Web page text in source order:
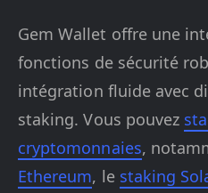
Gem Wallet offre une
fonctions de sécurité
intégration fluide avec
staking. Vous pouvez
cryptomonnaies,
Ethereum, le staking